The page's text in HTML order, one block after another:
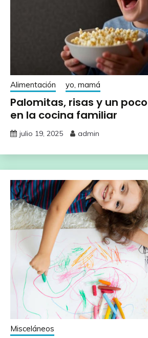
Alimentación yo, mamá
Palomitas, risas y un
en la cocina familiar
julio 19, 2025 admin
Misceláneos